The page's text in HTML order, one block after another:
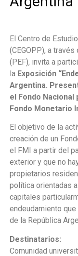
El Centro de
(CEGOPP), a
(PEF), invita a
la Exposición
Argentina.
el Fondo Nacional
Fondo Monetario
El objetivo de la
creación de un
el FMI a partir del
exterior y que no
propietarios
política orientadas
capitales
endeudamiento
de la República
Destinatarios:
Comunidad